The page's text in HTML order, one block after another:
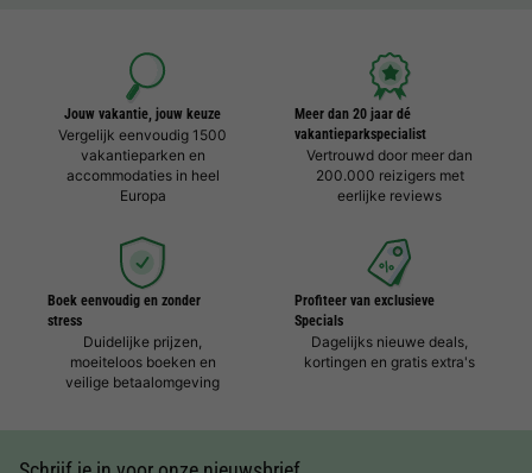
Jouw vakantie, jouw keuze
Vergelijk eenvoudig 1500
vakantieparken en
accommodaties in heel
Europa
Meer dan 20 jaar dé
vakantieparkspecialist
Vertrouwd door meer dan
200.000 reizigers met
eerlijke reviews
Boek eenvoudig en zonder
stress
Duidelijke prijzen,
moeiteloos boeken en
veilige betaalomgeving
Profiteer van exclusieve
Specials
Dagelijks nieuwe deals,
kortingen en gratis extra's